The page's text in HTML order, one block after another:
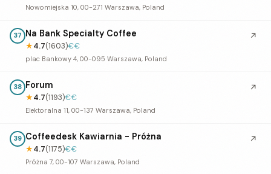
Nowomiejska 10, 00-271 Warszawa, Poland
37 Na Bank Specialty Coffee
★4.7(1603)€€
plac Bankowy 4, 00-095 Warszawa, Poland
↗
38 Forum
★4.7(1193)€€
Elektoralna 11, 00-137 Warszawa, Poland
↗
39 Coffeedesk Kawiarnia - Próżna
★4.7(1175)€€
Próżna 7, 00-107 Warszawa, Poland
↗